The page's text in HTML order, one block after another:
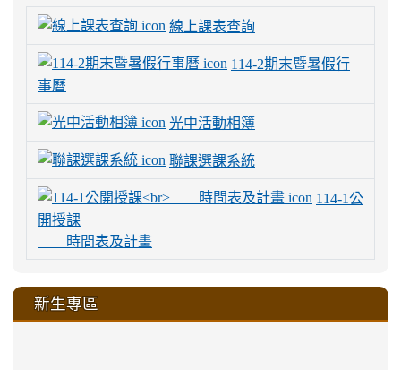
線上課表查詢
114-2期末暨暑假行
事曆
光中活動相簿
聯課選課系統
114-1公
開授課
時間表及計畫
新生專區